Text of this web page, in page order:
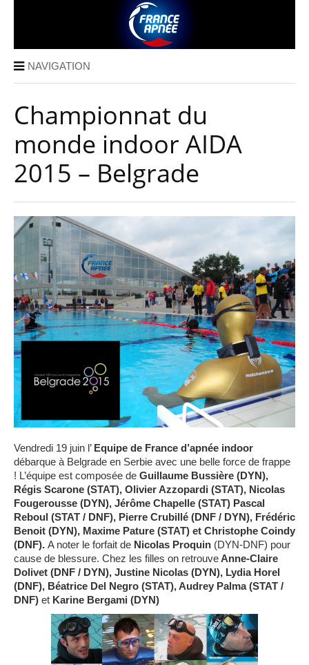
NAVIGATION
Championnat du
monde indoor AIDA
2015 – Belgrade
Vendredi 19 juin l’ Equipe de France d’apnée indoor
débarque à Belgrade en Serbie avec une belle force de frappe
! L’équipe est composée de Guillaume Bussière (DYN),
Régis Scarone (STAT), Olivier Azzopardi (STAT), Nicolas
Fougerousse (DYN), Jérôme Chapelle (STAT) Pascal
Reboul (STAT / DNF), Pierre Crubillé (DNF / DYN), Frédéric
Benoit (DYN), Maxime Pature (STAT) et Christophe Coindy
(DNF). A noter le forfait de Nicolas Proquin (DYN-DNF) pour
cause de blessure. Chez les filles on retrouveAnne-Claire
Dolivet (DNF / DYN), Justine Nicolas (DYN), Lydia Horel
(DNF), Béatrice Del Negro (STAT), Audrey Palma (STAT /
DNF) et Karine Bergami (DYN)